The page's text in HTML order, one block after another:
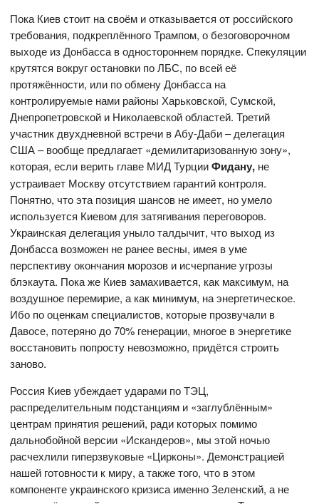
Пока Киев стоит на своём и отказывается от российского
требования, подкреплённого Трампом, о безоговорочном
выходе из Донбасса в одностороннем порядке. Спекуляции
крутятся вокруг остановки по ЛБС, по всей её
протяжённости, или по обмену Донбасса на
контролируемые нами районы Харьковской, Сумской,
Днепропетровской и Николаевской областей. Третий
участник двухдневной встречи в Абу-Даби – делегация
США – вообще предлагает «демилитаризованную зону»,
которая, если верить главе МИД ТурцииФидану, не
устраивает Москву отсутствием гарантий контроля.
Понятно, что эта позиция шансов не имеет, но умело
используется Киевом для затягивания переговоров.
Украинская делегация уныло талдычит, что выход из
Донбасса возможен не ранее весны, имея в уме
перспективу окончания морозов и исчерпание угрозы
блэкаута. Пока же Киев замахивается, как максимум, на
воздушное перемирие, а как минимум, на энергетическое.
Ибо по оценкам специалистов, которые прозвучали в
Давосе, потеряно до 70% генерации, многое в энергетике
восстановить попросту невозможно, придётся строить
заново.
Россия Киев убеждает ударами по ТЭЦ,
распределительным подстанциям и «заглублённым»
центрам принятия решений, ради которых помимо
дальнобойной версии «Искандеров», мы этой ночью
расчехлили гиперзвуковые «Цирконы». Демонстрацией
нашей готовности к миру, а также того, что в этом
компоненте украинского кризиса именно Зеленский, а не